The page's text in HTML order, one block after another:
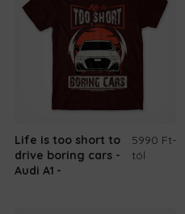
Life is too short to
drive boring cars -
Audi A1
5990 Ft-
tól